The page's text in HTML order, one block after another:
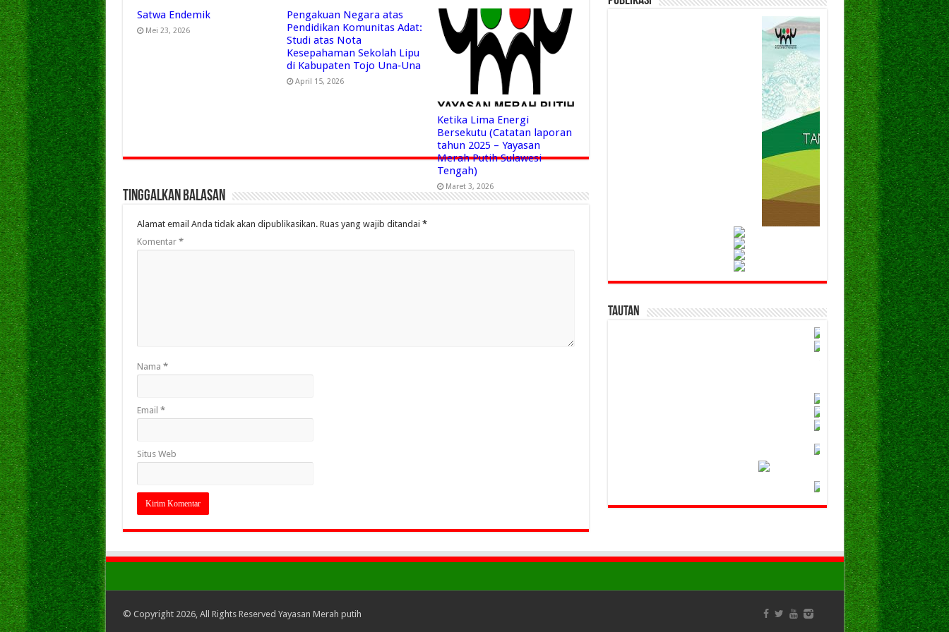
Satwa Endemik
Mei 23, 2026
Pengakuan Negara atas
Pendidikan Komunitas Adat:
Studi atas Nota
Kesepahaman Sekolah Lipu
di Kabupaten Tojo Una‑Una
April 15, 2026
Ketika Lima Energi
Bersekutu (Catatan laporan
tahun 2025 – Yayasan
Merah Putih Sulawesi
Tengah)
Maret 3, 2026
Tinggalkan Balasan
Alamat email Anda tidak akan dipublikasikan. Ruas yang wajib ditandai *
Komentar *
Nama *
Email *
Situs Web
Tautan
© Copyright 2026, All Rights Reserved Yayasan Merah putih